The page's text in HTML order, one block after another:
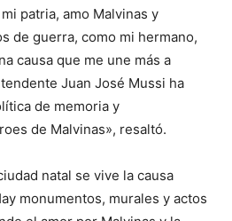
patria, amo Malvinas y
de guerra, como mi hermano,
causa que me une más a
Juan José Mussi ha
de memoria y
de Malvinas», resaltó.
natal se vive la causa
monumentos, murales y actos